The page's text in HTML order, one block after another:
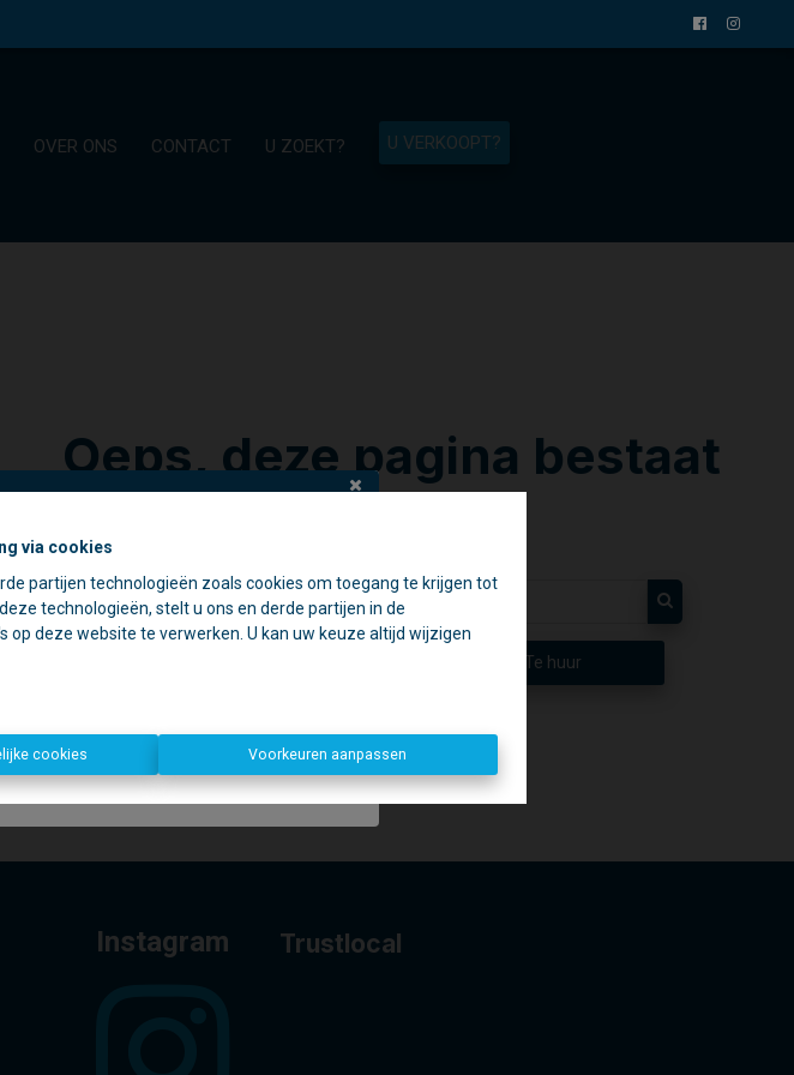
via cookies
partijen technologieën zoals cookies om toegang te krijgen tot
technologieën, stelt u ons en derde partijen in de
deze website te verwerken. U kan uw keuze altijd wijzigen
cookies Voorkeuren aanpassen
OVER ONS CONTACT U ZOEKT? U VERKOOPT?
Oeps, deze pagina bestaat
Te huur
Instagram Trustlocal
een goede reden. 🏡
schattingen en bezichtigingen.
geopend op afspraak.
helpen u graag verder!
Lien